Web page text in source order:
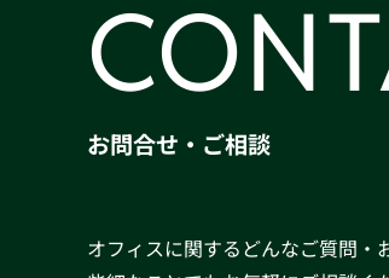
お問合せ・ご相談
オフィスに関するどんなご質問・